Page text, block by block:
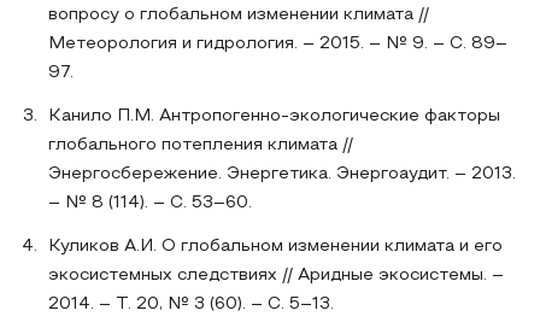
вопросу о глобальном изменении климата //
Метеорология и гидрология. – 2015. – № 9. – С. 89–
97.
Канило П.М. Антропогенно-экологические факторы
глобального потепления климата //
Энергосбережение. Энергетика. Энергоаудит. – 2013.
– № 8 (114). – С. 53–60.
Куликов А.И. О глобальном изменении климата и его
экосистемных следствиях // Аридные экосистемы. –
2014. – Т. 20, № 3 (60). – С. 5–13.